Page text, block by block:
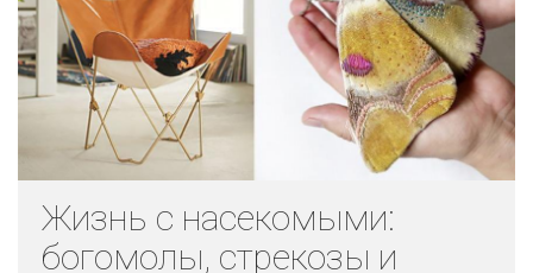
Жизнь с насекомыми:
богомолы, стрекозы и